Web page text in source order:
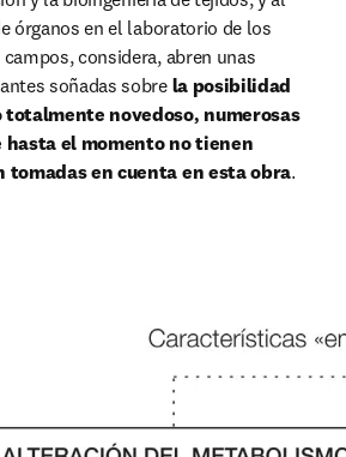
órganos en el laboratorio de los
considera, abren unas
soñadas sobre la posibilidad
novedoso, numerosas
hasta el momento no tienen
tomadas en cuenta en esta obra.